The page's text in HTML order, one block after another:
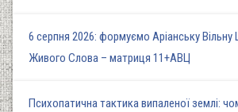
6 серпня 2026: формуємо Аріанську
Живого Слова – матриця 11+АВЦ
Психопатична тактика випаленої землі: